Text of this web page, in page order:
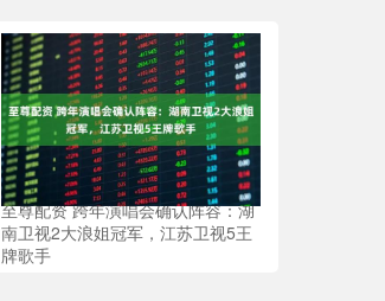
至尊配资 跨年演唱会确认阵容：湖
南卫视2大浪姐冠军，江苏卫视5王
牌歌手